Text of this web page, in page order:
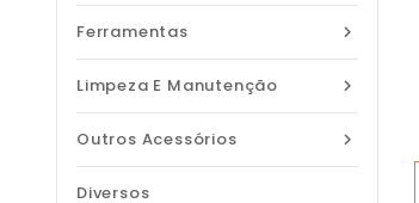

Ferramentas

Limpeza E Manutenção

Outros Acessórios
Diversos